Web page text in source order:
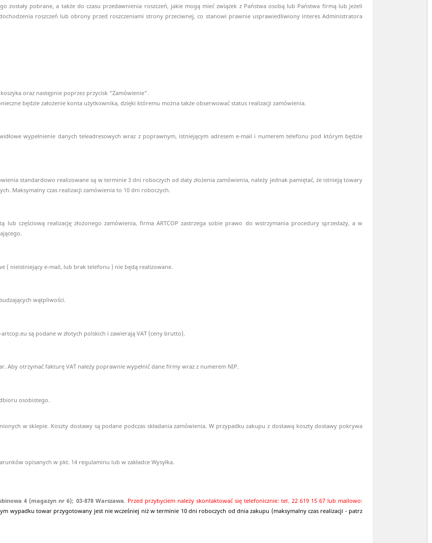
zostały pobrane, a także do czasu przedawnienia roszczeń, jakie mogą mieć związek z Państwa osobą lub Państwa firmą lub jeżeli
roszczeń lub obrony przed roszczeniami strony przeciwnej, co stanowi prawnie usprawiedliwiony interes Administratora
oraz następnie poprzez przycisk "Zamówienie".
będzie założenie konta użytkownika, dzięki któremu można także obserwować status realizacji zamówienia.
wypełnienie danych teleadresowych wraz z poprawnym, istniejącym adresem e-mail i numerem telefonu pod którym będzie
standardowo realizowane są w terminie 3 dni roboczych od daty złożenia zamówienia, należy jednak pamiętać, że istnieją towary
Maksymalny czas realizacji zamówienia to 10 dni roboczych.
lub częściową realizację złożonego zamówienia, firma ARTCOP zastrzega sobie prawo do wstrzymania procedury sprzedaży, a w
( nieistniejący e-mail, lub brak telefonu ) nie będą realizowane.
wątpliwości.
są podane w złotych polskich i zawierają VAT (ceny brutto).
Aby otrzymać fakturę VAT należy poprawnie wypełnić dane firmy wraz z numerem NIP.
osobistego.
w sklepie. Koszty dostawy są podane podczas składania zamówienia. W przypadku zakupu z dostawą koszty dostawy pokrywa
opisanych w pkt. 14 regulaminu lub w zakładce Wysyłka.
4 (magazyn nr 6); 03-878 Warszawa. Przed przybyciem należy skontaktować się telefonicznie: tel. 22 619 15 67 lub mailowo:
wypadku towar przygotowany jest nie wcześniej niż w terminie 10 dni roboczych od dnia zakupu (maksymalny czas realizacji - patrz